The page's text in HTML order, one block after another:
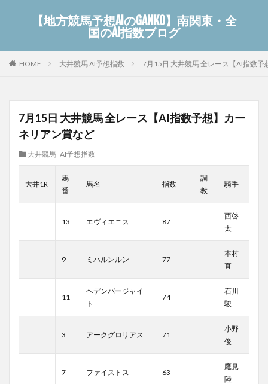
【地方競馬予想AIのGANKO】南関東・全
国のAI指数ブログ
HOME 大井競馬 AI予想指数 7月15日 大井競馬 全レース【AI指数
7月15日 大井競馬 全レース【AI指数予想】カー
ネリアン賞など
大井競馬 AI予想指数
大井1R
馬
番
馬名 指数
調
教
騎手
13 エヴィエニス 87
西啓
太
9 ミハルンルン 77
本村
直
11
ヘデンバージャイ
ト
74
石川
駿
3 アークグロリアス 71
小野
俊
7 ファイストス 63
鷹見
陸